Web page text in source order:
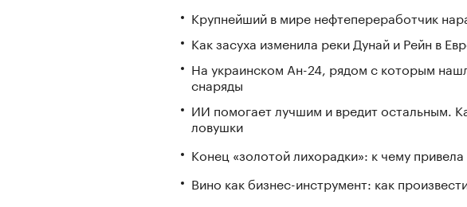
Крупнейший в мире нефтепереработчик
Как засуха изменила реки Дунай и Рейн в
На украинском Ан-24, рядом с которым
снаряды
ИИ помогает лучшим и вредит остальным.
ловушки
Конец «золотой лихорадки»: к чему
Вино как бизнес-инструмент: как